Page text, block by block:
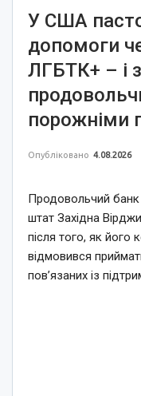
У США
допомоги
ЛГБТК+ – і
порожніми
Опубліковано 4.08.2026
Продовольчий банк
штат Західна
після того, як його
відмовився
пов’язаних із